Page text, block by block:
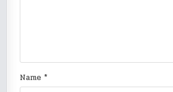
Name*